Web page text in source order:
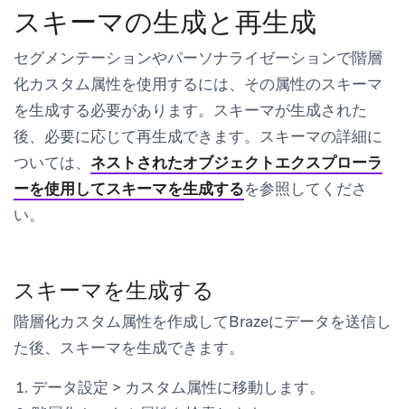
スキーマの生成と再生成
セグメンテーションやパーソナライゼーションで階層
化カスタム属性を使用するには、その属性のスキーマ
を生成する必要があります。スキーマが生成された
後、必要に応じて再生成できます。スキーマの詳細に
ついては、 ネストされたオブジェクトエクスプローラ
ーを使用してスキーマを生成するを参照してくださ
い。
スキーマを生成する
階層化カスタム属性を作成してBrazeにデータを送信し
た後、スキーマを生成できます。
データ設定 > カスタム属性に移動します。